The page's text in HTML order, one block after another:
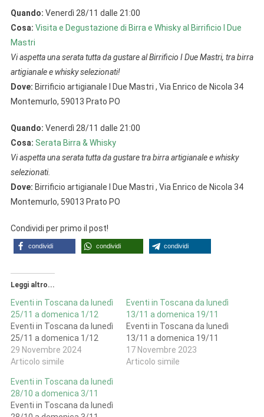
Quando: Venerdì 28/11 dalle 21:00
Cosa: Visita e Degustazione di Birra e Whisky al Birrificio I Due
Mastri
Vi aspetta una serata tutta da gustare al Birrificio I Due Mastri, tra birra
artigianale e whisky selezionati!
Dove: Birrificio artigianale I Due Mastri , Via Enrico de Nicola 34
Montemurlo, 59013 Prato PO
Quando: Venerdì 28/11 dalle 21:00
Cosa: Serata Birra & Whisky
Vi aspetta una serata tutta da gustare tra birra artigianale e whisky
selezionati.
Dove: Birrificio artigianale I Due Mastri , Via Enrico de Nicola 34
Montemurlo, 59013 Prato PO
Condividi per primo il post!
condividi condividi condividi
Leggi altro...
Eventi in Toscana da lunedì
25/11 a domenica 1/12
Eventi in Toscana da lunedì
25/11 a domenica 1/12
29 Novembre 2024
Articolo simile
Eventi in Toscana da lunedì
13/11 a domenica 19/11
Eventi in Toscana da lunedì
13/11 a domenica 19/11
17 Novembre 2023
Articolo simile
Eventi in Toscana da lunedì
28/10 a domenica 3/11
Eventi in Toscana da lunedì